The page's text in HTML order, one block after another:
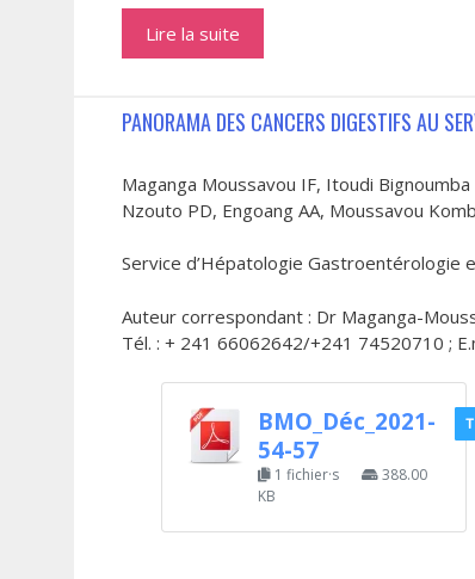
Lire la suite
PANORAMA DES CANCERS DIGESTIFS AU
Maganga Moussavou IF, Itoudi
Nzouto PD, Engoang AA, Moussavou
Service d’Hépatologie Gastroentérologie
Auteur correspondant : Dr Maganga-
Tél. : + 241 66062642/+241 74520710 ;
BMO_Déc_2021-
54-57
1 fichier·s
388.00
KB